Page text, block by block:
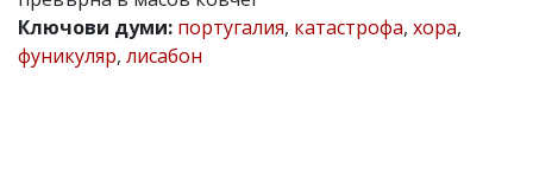
Коментарите
под
статиите
Ключови думи: португалия, катастрофа, хора,
фуникуляр, лисабон